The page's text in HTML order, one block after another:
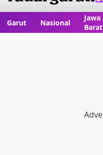
Garut Nasional
Jawa
Barat